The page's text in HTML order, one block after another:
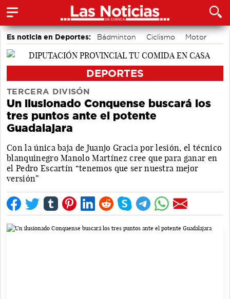
Es noticia en Deportes: Bádminton Ciclismo
Motor
Área de Deportes
DEPORTES
TERCERA DIVISÓN
Un ilusionado Conquense buscará los
tres puntos ante el potente
Guadalajara
Con la única baja de Juanjo Gracia por lesión, el técnico
blanquinegro Manolo Martínez cree que para ganar en
el Pedro Escartín “tenemos que ser nuestra mejor
versión”